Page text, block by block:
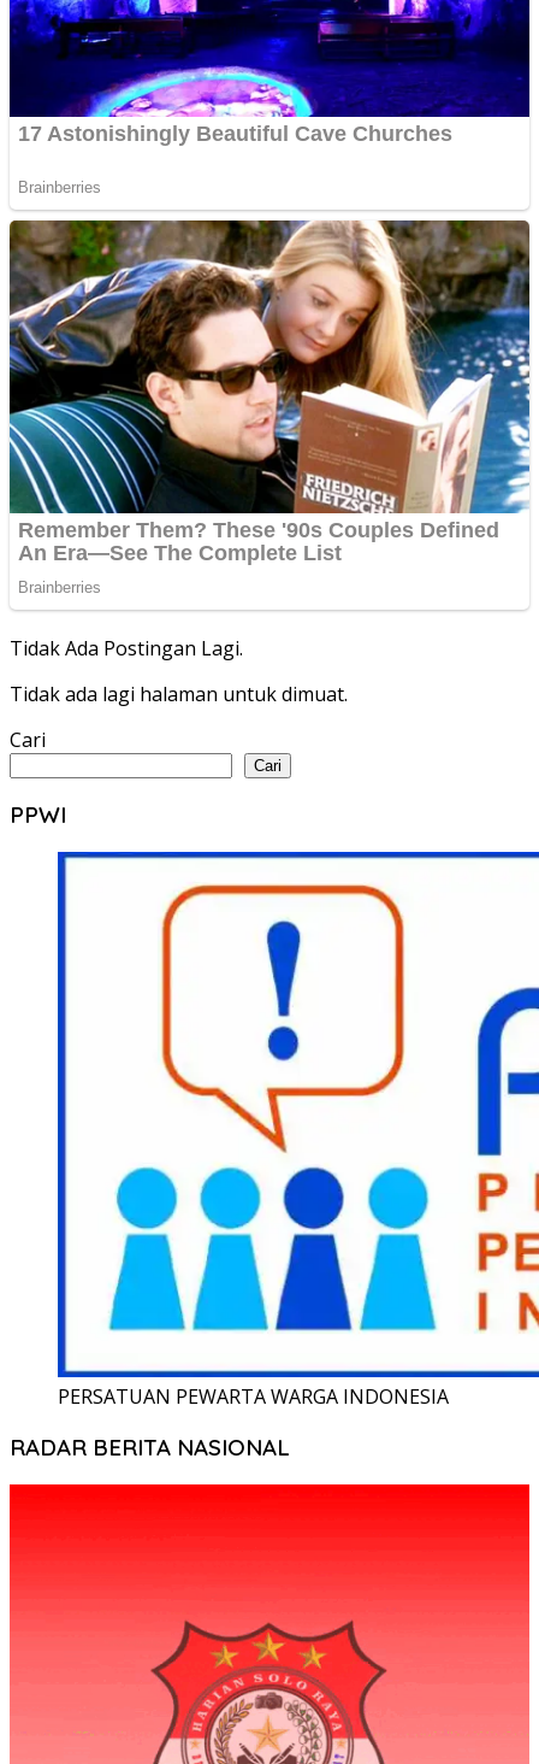
Tidak Ada Postingan Lagi.
Tidak ada lagi halaman untuk dimuat.
Cari
Cari
PPWI
PERSATUAN PEWARTA WARGA INDONESIA
RADAR BERITA NASIONAL